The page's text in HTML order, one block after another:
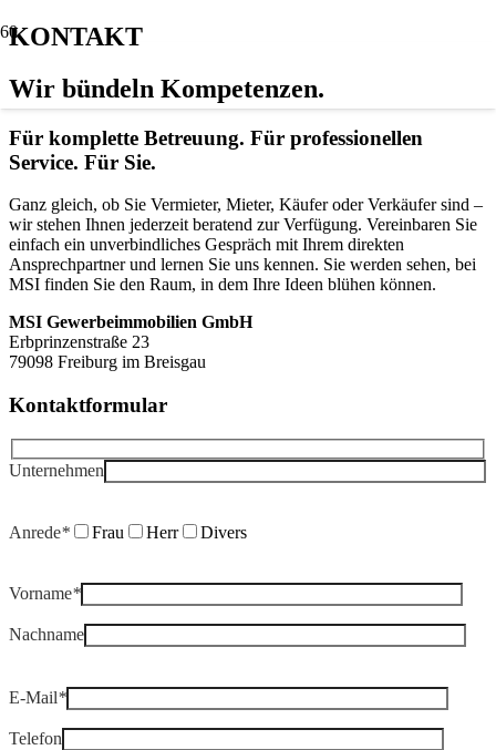
KONTAKT
Wir bündeln Kompetenzen.
Für komplette Betreuung. Für professionellen
Service. Für Sie.
Ganz gleich, ob Sie Vermieter, Mieter, Käufer oder Verkäufer sind –
wir stehen Ihnen jederzeit beratend zur Verfügung. Vereinbaren Sie
einfach ein unverbindliches Gespräch mit Ihrem direkten
Ansprechpartner und lernen Sie uns kennen. Sie werden sehen, bei
MSI finden Sie den Raum, in dem Ihre Ideen blühen können.
MSI Gewerbeimmobilien GmbH
Erbprinzenstraße 23
79098 Freiburg im Breisgau
Kontaktformular
Unternehmen
Anrede* Frau Herr Divers
Vorname*
Nachname
E-Mail*
Telefon